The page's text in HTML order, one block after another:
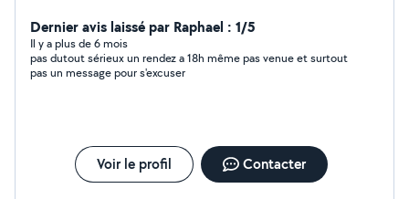
propriétés en Suisse romande. Nous pouvons satisfaire
tous vos désirs pour transformer votre jardin en un
véritable paradis vert. Nous nous occupons de l'élagage
des arbres, des travaux de maçonnerie, de construire
verts, tout en veillant à l'entretien requis lorsque vous en
avez besoin.
Dernier avis laissé par Raphael : 1/5
Il y a plus de 6 mois
pas dutout sérieux un rendez a 18h même pas venue et surtout
pas un message pour s'excuser
Voir le profil Contacter